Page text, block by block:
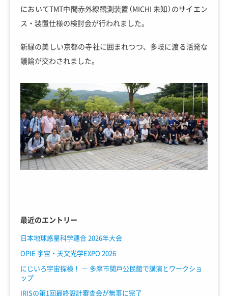
においてTMT中間赤外線観測装置（MICHI 未知）のサイエン
ス・装置仕様の検討会が行われました。
新緑の美しい京都の寺社に囲まれつつ、多岐に渡る活発な
議論が交わされました。
最近のエントリー
日本地球惑星科学連合 2026年大会
OPIE 宇宙・天文光学EXPO 2026
にじいろ宇宙探検！ ― 多摩市関戸公民館で講演とワークショ
ップ
IRISの第1回最終設計審査会が無事に完了